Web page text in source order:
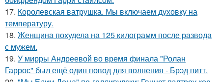
17. Королевская ватрушка. Мы включаем духовку на
температуру.
18. Женщина похудела на 125 килограмм после развода
с мужем.
19. У мирры Андреевой во время финала "Ролан
Гаррос" был ещё один повод для волнения - Брэд питт.